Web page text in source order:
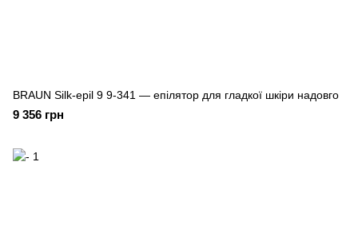
BRAUN Silk-epil 9 9-341 — епілятор для гладкої шкіри надовго
9 356 грн